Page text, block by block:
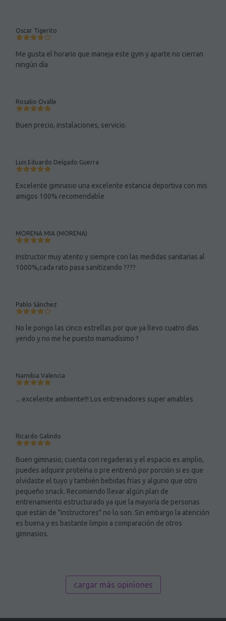
Oscar Tigerito
Me gusta el horario que maneja este gym y aparte no cierran
ningún día
Rosalio Ovalle
Buen precio, instalaciones, servicio.
Luis Eduardo Delgado Guerra
Excelente gimnasio una excelente estancia deportiva con mis
amigos 100% recomendable
MORENA MIA (MORENA)
Instructor muy atento y siempre con las medidas sanitarias al
1000%,cada rato pasa sanitizando ????
Pablo Sánchez
No le pongo las cinco estrellas por que ya llevo cuatro días
yendo y no me he puesto mamadísimo ?
Namibia Valencia
... excelente ambiente!!! Los entrenadores super amables
Ricardo Galindo
Buen gimnasio, cuenta con regaderas y el espacio es amplio,
puedes adquirir proteína o pre entrenó por porción si es que
olvidaste el tuyo y también bebidas frías y alguno que otro
pequeño snack. Recomiendo llevar algún plan de
entrenamiento estructurado ya que la mayoría de personas
que están de "instructores" no lo son. Sin embargo la atención
es buena y es bastante limpio a comparación de otros
gimnasios.
cargar más opiniones